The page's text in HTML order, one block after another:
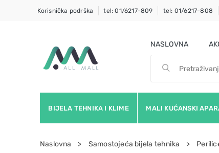
Korisnička podrška tel: 01/6217-809 tel: 01/6217-808
NASLOVNA
BIJELA TEHNIKA I KLIME MALI KUĆANSKI
Naslovna Samostojeća bijela tehnika